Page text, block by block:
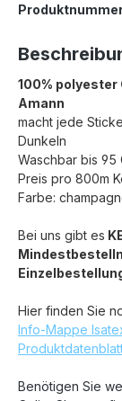
100%
Amann
macht jede
Dunkeln
Waschbar bis 95
Preis pro 800m
Farbe:
Bei uns gibt es
Hier finden Sie
Info-Mappe
Benötigen Sie